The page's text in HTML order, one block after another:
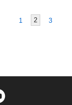
1 2 3